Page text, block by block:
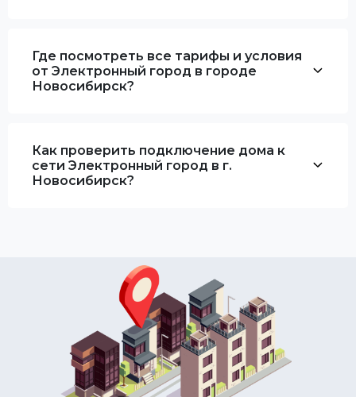
Где посмотреть все тарифы и условия
от Электронный город в городе
Новосибирск?
Как проверить подключение дома к
сети Электронный город в г.
Новосибирск?